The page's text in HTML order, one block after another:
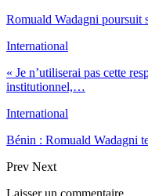
Romuald Wadagni poursuit
International
« Je n’utiliserai pas cette
institutionnel,…
International
Bénin : Romuald Wadagni
Prev Next
Laisser un commentaire